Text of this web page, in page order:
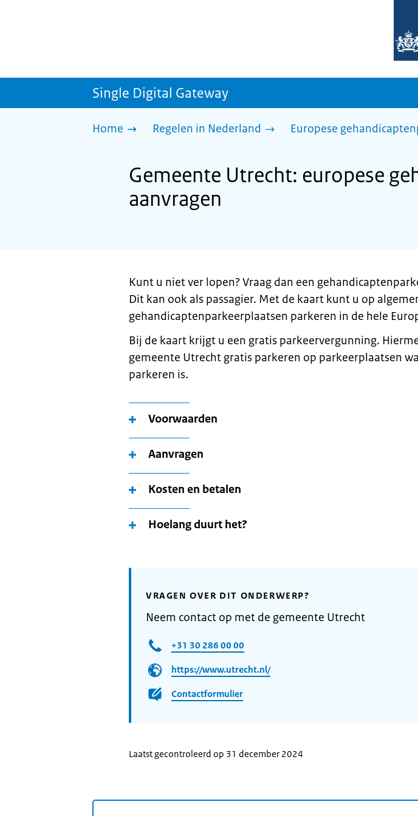
Single Digital Gateway
Home Regelen in Nederland Europese
Gemeente Utrecht: europese
aanvragen
Kunt u niet ver lopen? Vraag dan een
Dit kan ook als passagier. Met de kaart kunt u op
gehandicaptenparkeerplaatsen parkeren in de hele
Bij de kaart krijgt u een gratis parkeervergunning.
gemeente Utrecht gratis parkeren op parkeerplaatsen
parkeren is.
Voorwaarden
Aanvragen
Kosten en betalen
Hoelang duurt het?
VRAGEN OVER DIT ONDERWERP?
Neem contact op met de gemeente Utrecht
+31 30 286 00 00
https://www.utrecht.nl/
Contactformulier
Laatst gecontroleerd op 31 december 2024